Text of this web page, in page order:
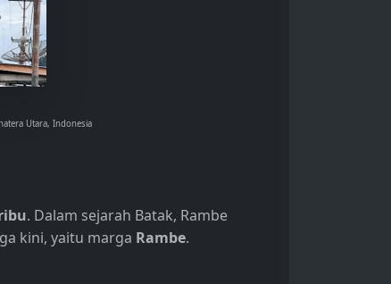
Utara, Indonesia
. Dalam sejarah Batak, Rambe
kini, yaitu marga Rambe.